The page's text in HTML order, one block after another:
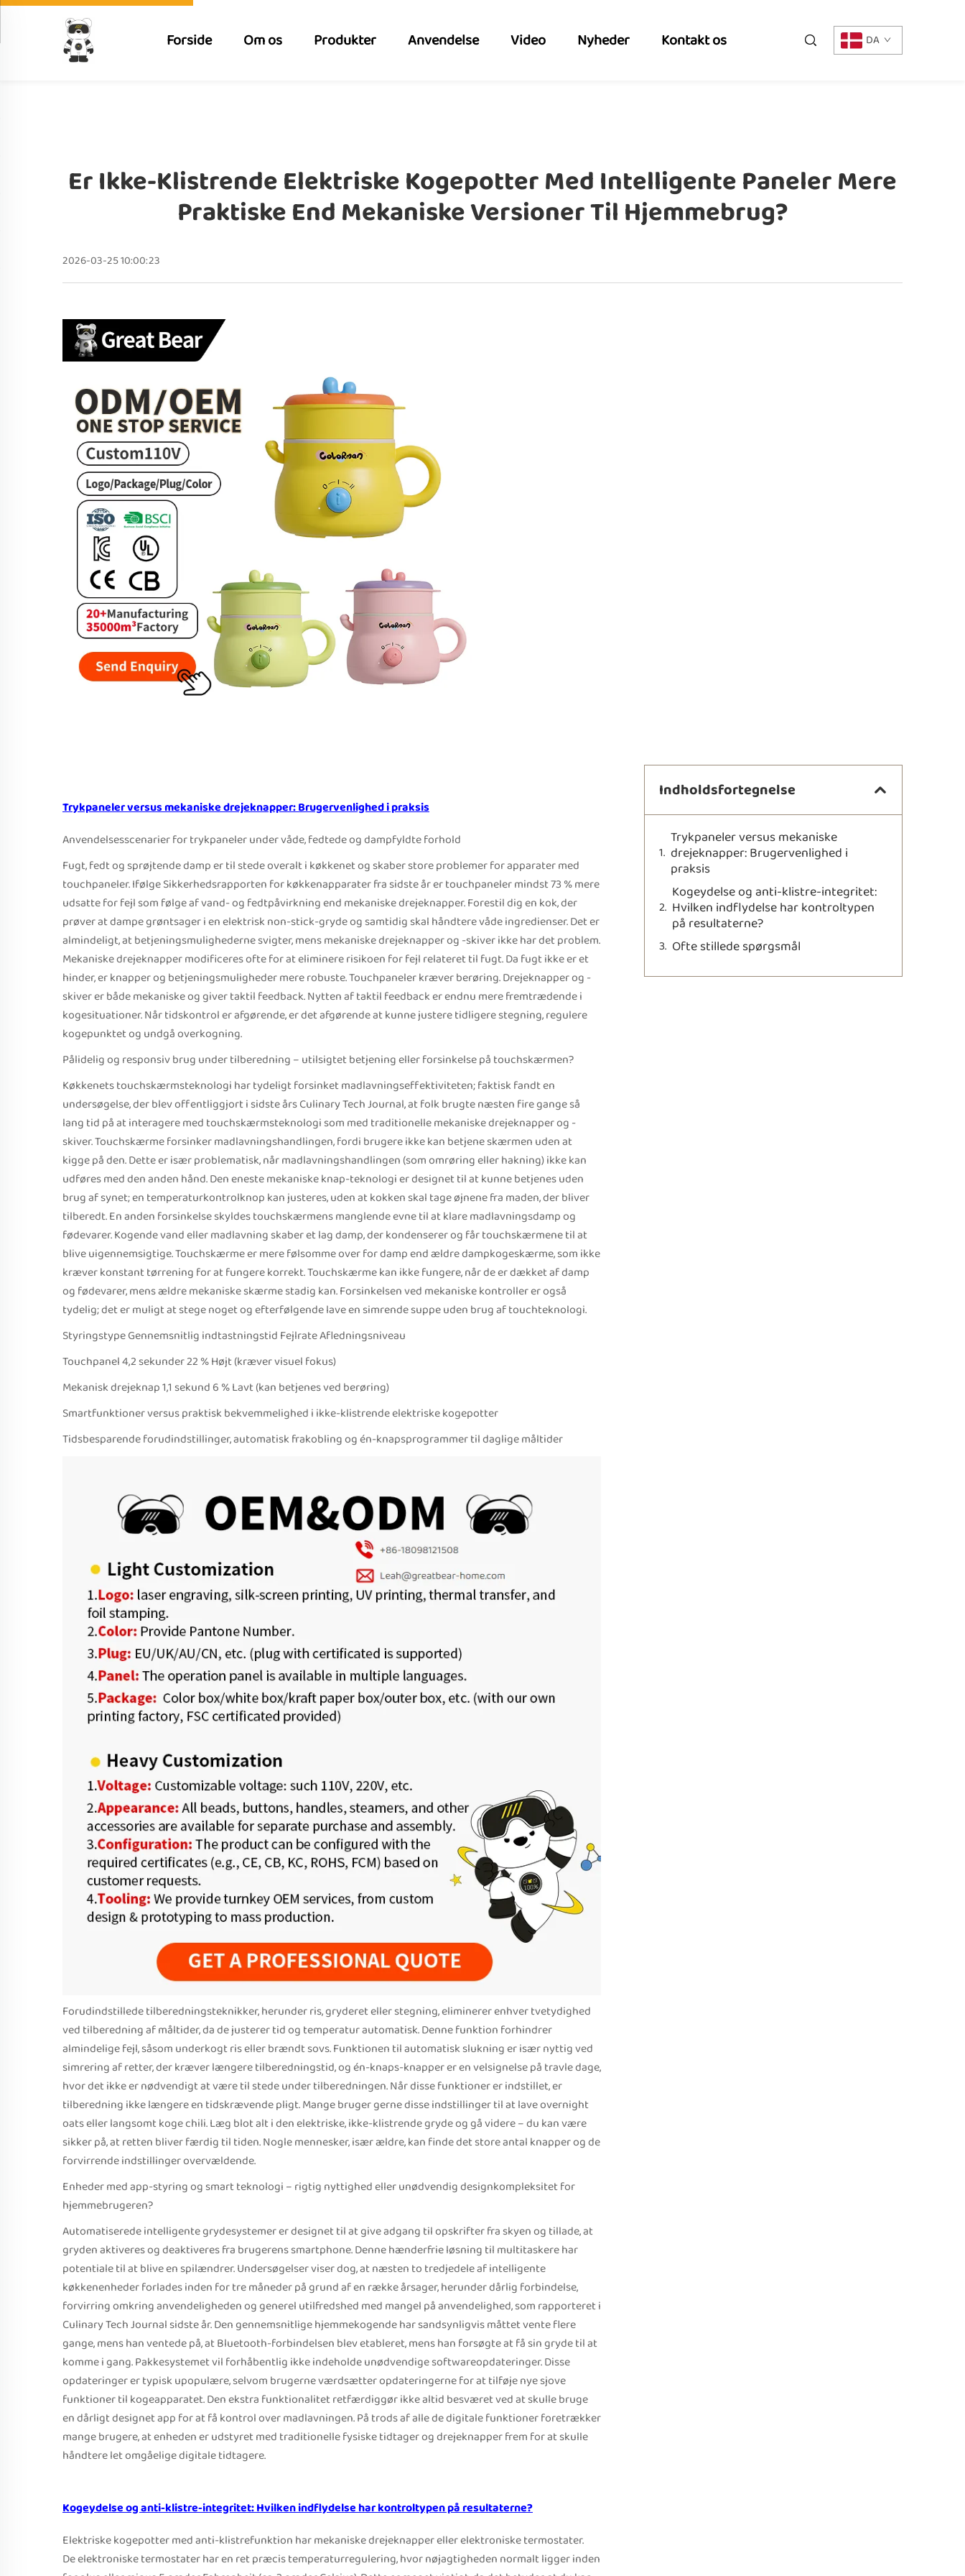
Forside Om os Produkter Anvendelse Video Nyheder Kontakt os DA
Er Ikke-Klistrende Elektriske Kogepotter Med Intelligente Paneler Mere
Praktiske End Mekaniske Versioner Til Hjemmebrug?
2026-03-25 10:00:23
Trykpaneler versus mekaniske drejeknapper: Brugervenlighed i praksis
Anvendelsesscenarier for trykpaneler under våde, fedtede og dampfyldte forhold
Fugt, fedt og sprøjtende damp er til stede overalt i køkkenet og skaber store problemer for apparater med
touchpaneler. Ifølge Sikkerhedsrapporten for køkkenapparater fra sidste år er touchpaneler mindst 73 % mere
udsatte for fejl som følge af vand- og fedtpåvirkning end mekaniske drejeknapper. Forestil dig en kok, der
prøver at dampe grøntsager i en elektrisk non-stick-gryde og samtidig skal håndtere våde ingredienser. Det er
almindeligt, at betjeningsmulighederne svigter, mens mekaniske drejeknapper og -skiver ikke har det problem.
Mekaniske drejeknapper modificeres ofte for at eliminere risikoen for fejl relateret til fugt. Da fugt ikke er et
hinder, er knapper og betjeningsmuligheder mere robuste. Touchpaneler kræver berøring. Drejeknapper og -
skiver er både mekaniske og giver taktil feedback. Nytten af taktil feedback er endnu mere fremtrædende i
kogesituationer. Når tidskontrol er afgørende, er det afgørende at kunne justere tidligere stegning, regulere
kogepunktet og undgå overkogning.
Pålidelig og responsiv brug under tilberedning – utilsigtet betjening eller forsinkelse på touchskærmen?
Køkkenets touchskærmsteknologi har tydeligt forsinket madlavningseffektiviteten; faktisk fandt en
undersøgelse, der blev offentliggjort i sidste års Culinary Tech Journal, at folk brugte næsten fire gange så
lang tid på at interagere med touchskærmsteknologi som med traditionelle mekaniske drejeknapper og -
skiver. Touchskærme forsinker madlavningshandlingen, fordi brugere ikke kan betjene skærmen uden at
kigge på den. Dette er især problematisk, når madlavningshandlingen (som omrøring eller hakning) ikke kan
udføres med den anden hånd. Den eneste mekaniske knap-teknologi er designet til at kunne betjenes uden
brug af synet; en temperaturkontrolknop kan justeres, uden at kokken skal tage øjnene fra maden, der bliver
tilberedt. En anden forsinkelse skyldes touchskærmens manglende evne til at klare madlavningsdamp og
fødevarer. Kogende vand eller madlavning skaber et lag damp, der kondenserer og får touchskærmene til at
blive uigennemsigtige. Touchskærme er mere følsomme over for damp end ældre dampkogeskærme, som ikke
kræver konstant tørrening for at fungere korrekt. Touchskærme kan ikke fungere, når de er dækket af damp
og fødevarer, mens ældre mekaniske skærme stadig kan. Forsinkelsen ved mekaniske kontroller er også
tydelig; det er muligt at stege noget og efterfølgende lave en simrende suppe uden brug af touchteknologi.
Styringstype Gennemsnitlig indtastningstid Fejlrate Afledningsniveau
Touchpanel 4,2 sekunder 22 % Højt (kræver visuel fokus)
Mekanisk drejeknap 1,1 sekund 6 % Lavt (kan betjenes ved berøring)
Smartfunktioner versus praktisk bekvemmelighed i ikke-klistrende elektriske kogepotter
Tidsbesparende forudindstillinger, automatisk frakobling og én-knapsprogrammer til daglige måltider
Forudindstillede tilberedningsteknikker, herunder ris, gryderet eller stegning, eliminerer enhver tvetydighed
ved tilberedning af måltider, da de justerer tid og temperatur automatisk. Denne funktion forhindrer
almindelige fejl, såsom underkogt ris eller brændt sovs. Funktionen til automatisk slukning er især nyttig ved
simrering af retter, der kræver længere tilberedningstid, og én-knaps-knapper er en velsignelse på travle dage,
hvor det ikke er nødvendigt at være til stede under tilberedningen. Når disse funktioner er indstillet, er
tilberedning ikke længere en tidskrævende pligt. Mange bruger gerne disse indstillinger til at lave overnight
oats eller langsomt koge chili. Læg blot alt i den elektriske, ikke-klistrende gryde og gå videre – du kan være
sikker på, at retten bliver færdig til tiden. Nogle mennesker, især ældre, kan finde det store antal knapper og de
forvirrende indstillinger overvældende.
Enheder med app-styring og smart teknologi – rigtig nyttighed eller unødvendig designkompleksitet for
hjemmebrugeren?
Automatiserede intelligente grydesystemer er designet til at give adgang til opskrifter fra skyen og tillade, at
gryden aktiveres og deaktiveres fra brugerens smartphone. Denne hænderfrie løsning til multitaskere har
potentiale til at blive en spilændrer. Undersøgelser viser dog, at næsten to tredjedele af intelligente
køkkenenheder forlades inden for tre måneder på grund af en række årsager, herunder dårlig forbindelse,
forvirring omkring anvendeligheden og generel utilfredshed med mangel på anvendelighed, som rapporteret i
Culinary Tech Journal sidste år. Den gennemsnitlige hjemmekogende har sandsynligvis måttet vente flere
gange, mens han ventede på, at Bluetooth-forbindelsen blev etableret, mens han forsøgte at få sin gryde til at
komme i gang. Pakkesystemet vil forhåbentlig ikke indeholde unødvendige softwareopdateringer. Disse
opdateringer er typisk upopulære, selvom brugerne værdsætter opdateringerne for at tilføje nye sjove
funktioner til kogeapparatet. Den ekstra funktionalitet retfærdiggør ikke altid besværet ved at skulle bruge
en dårligt designet app for at få kontrol over madlavningen. På trods af alle de digitale funktioner foretrækker
mange brugere, at enheden er udstyret med traditionelle fysiske tidtager og drejeknapper frem for at skulle
håndtere let omgåelige digitale tidtagere.
Kogeydelse og anti-klistre-integritet: Hvilken indflydelse har kontroltypen på resultaterne?
Elektriske kogepotter med anti-klistrefunktion har mekaniske drejeknapper eller elektroniske termostater.
De elektroniske termostater har en ret præcis temperaturregulering, hvor nøjagtigheden normalt ligger inden
Indholdsfortegnelse
Trykpaneler versus mekaniske
drejeknapper: Brugervenlighed i
praksis
Kogeydelse og anti-klistre-integritet:
Hvilken indflydelse har kontroltypen
på resultaterne?
Ofte stillede spørgsmål